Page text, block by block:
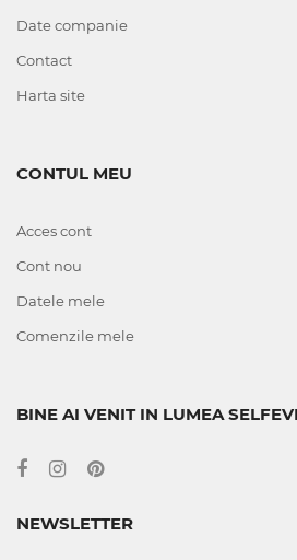
Date companie
Contact
Harta site
CONTUL MEU
Acces cont
Cont nou
Datele mele
Comenzile mele
BINE AI VENIT IN LUMEA
NEWSLETTER